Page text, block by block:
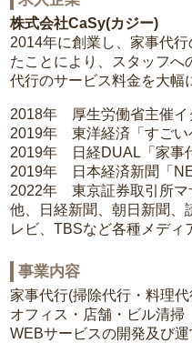
株式会社CaSy(カジー)
2014年に創業し、家事代
たことにより、スタッフへ
代行のサービス料金を大幅
2018年 厚生労働省主催イ
2019年 東洋経済「すごい
2019年 日経DUAL「家事
2019年 日本経済新聞「
2022年 東京証券取引所マ
他、日経新聞、朝日新聞、
レビ、TBSなど各種メディ
事業内容
家事代行(掃除代行・料理
オフィス・店舗・ビル清掃
WEBサービスの開発及び運